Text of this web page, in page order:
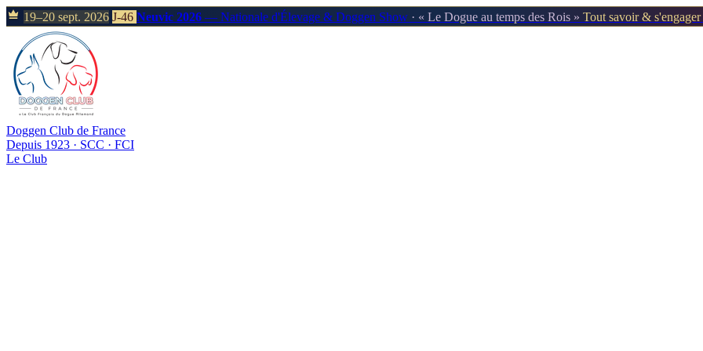
19–20 sept. 2026 J-46 Neuvic 2026 — Nationale d'Élevage & Doggen Show · « Le Dogue au temps des Rois » Tout savoir &
Doggen Club de France
Depuis 1923 · SCC · FCI
Le Club